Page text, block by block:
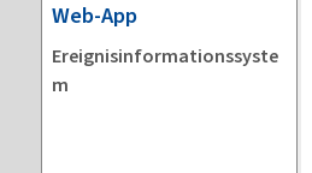
Web-App
Ereignisinformationssyste
m